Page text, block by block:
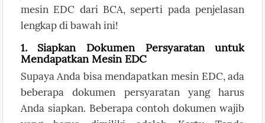
mesin EDC dari BCA, seperti pada penjelasan
lengkap di bawah ini!
1. Siapkan Dokumen Persyaratan untuk
Mendapatkan Mesin EDC
Supaya Anda bisa mendapatkan mesin EDC, ada
beberapa dokumen persyaratan yang harus
Anda siapkan. Beberapa contoh dokumen wajib